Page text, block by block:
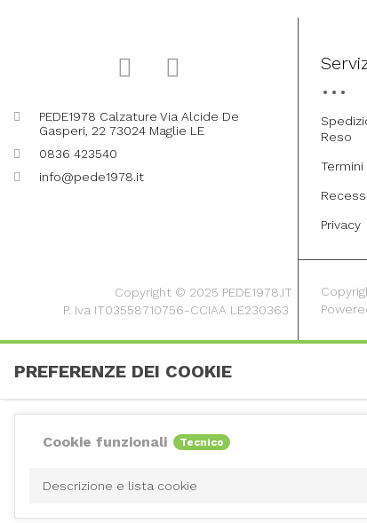
PEDE1978 Calzature Via Alcide De
Gasperi, 22 73024 Maglie LE
0836 423540
info@pede1978.it
Reso
Privacy
Copyright © 2025 PEDE1978.IT
P. Iva IT03558710756-CCIAA LE230363
PREFERENZE DEI COOKIE
Cookie funzionali Tecnico
Descrizione e lista cookie